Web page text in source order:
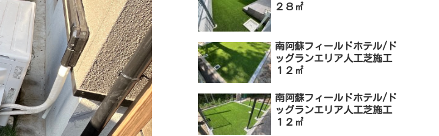
２８㎡
南阿蘇フィールドホテル/ド
ッグランエリア人工芝施工
１２㎡
南阿蘇フィールドホテル/ド
ッグランエリア人工芝施工
１２㎡